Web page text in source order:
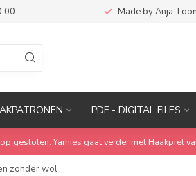
Made by Anja
PDF - DIGITAL FILES
gesloten. Yarnies gaat verder met Haakpret
zonder wol